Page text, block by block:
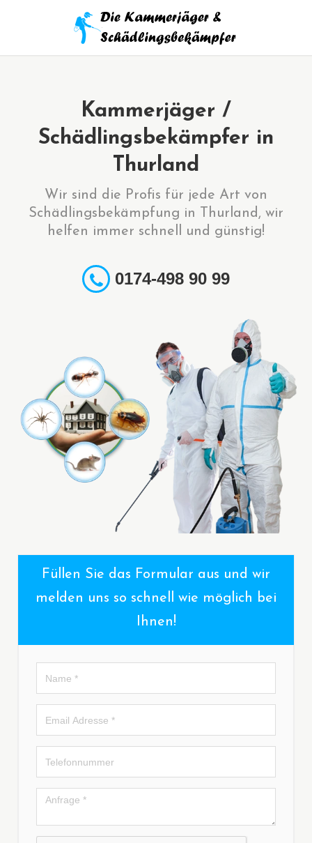
Füllen Sie das Formular aus und wir
melden uns so schnell wie möglich bei
Ihnen!
Kammerjäger /
Schädlingsbekämpfer in
Thurland
Wir sind die Profis für jede Art von
Schädlingsbekämpfung in Thurland, wir
helfen immer schnell und günstig!
0174-498 90 99